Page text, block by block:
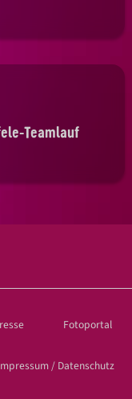
Teamlauf
Fotoportal
/ Datenschutz